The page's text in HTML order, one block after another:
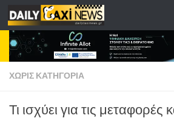
Skip to content
ΧΩΡΊΣ ΚΑΤΗΓΟΡΊΑ
Τι ισχύει για τις μεταφορές